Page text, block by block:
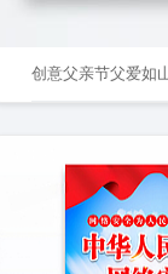
创意父亲节父爱如